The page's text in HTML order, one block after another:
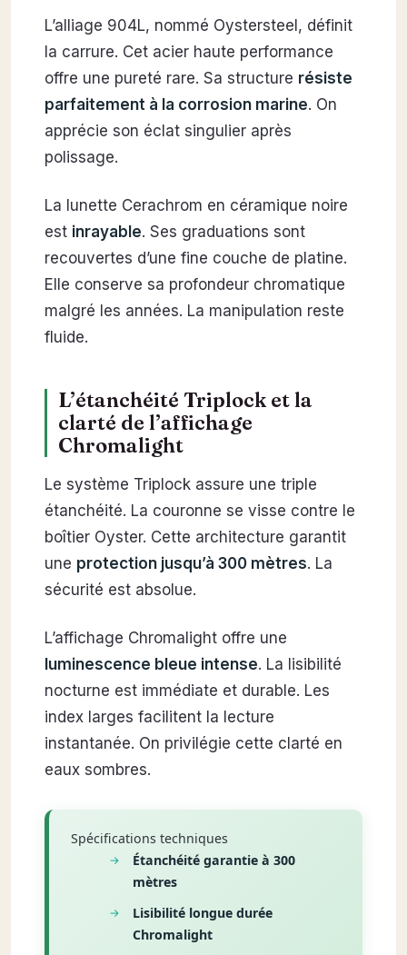
L’alliage 904L, nommé Oystersteel, définit
la carrure. Cet acier haute performance
offre une pureté rare. Sa structure résiste
parfaitement à la corrosion marine. On
apprécie son éclat singulier après
polissage.
La lunette Cerachrom en céramique noire
est inrayable. Ses graduations sont
recouvertes d’une fine couche de platine.
Elle conserve sa profondeur chromatique
malgré les années. La manipulation reste
fluide.
L’étanchéité Triplock et la
clarté de l’affichage
Chromalight
Le système Triplock assure une triple
étanchéité. La couronne se visse contre le
boîtier Oyster. Cette architecture garantit
une protection jusqu’à 300 mètres. La
sécurité est absolue.
L’affichage Chromalight offre une
luminescence bleue intense. La lisibilité
nocturne est immédiate et durable. Les
index larges facilitent la lecture
instantanée. On privilégie cette clarté en
eaux sombres.
Spécifications techniques
Étanchéité garantie à 300
mètres
Lisibilité longue durée
Chromalight